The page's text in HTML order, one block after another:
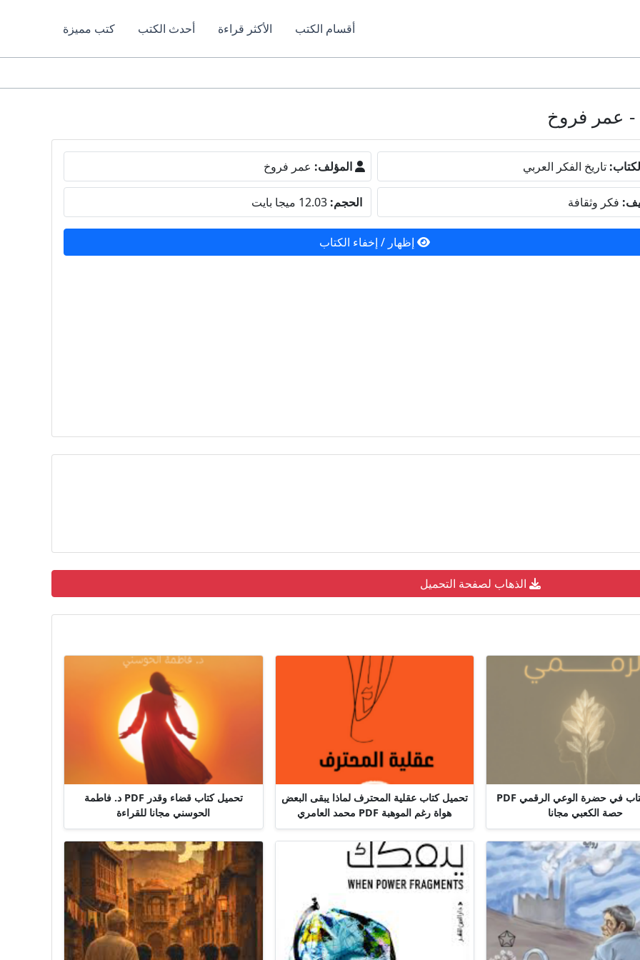
أقسام الكتب الأكثر قراءة أحدث الكتب كتب مميزة
تاريخ الفكر العربي المؤلف: عمر فروخ
فكر وثقافة الحجم:
إظهار / إخفاء الكتاب
الذهاب لصفحة التحميل
تحميل كتاب في حضرة الوعي الرقمي PDF
حصة الكعبي مجانا
تحميل كتاب عقلية المحترف لماذا يبقى البعض
هواة رغم الموهبة PDF محمد العامري
تحميل كتاب قضاء وقدر PDF د. فاطمة
الحوسني مجانا للقراءة